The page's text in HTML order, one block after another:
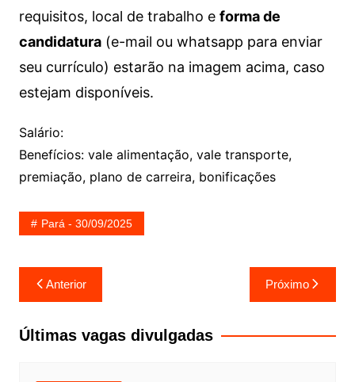
requisitos, local de trabalho e forma de
candidatura(e-mail ou whatsapp para enviar
seu currículo) estarão na imagem acima, caso
estejam disponíveis.
Salário:
Benefícios: vale alimentação, vale transporte,
premiação, plano de carreira, bonificações
Pará - 30/09/2025
Navegação
de
Post
Anterior Próximo
Últimas vagas divulgadas